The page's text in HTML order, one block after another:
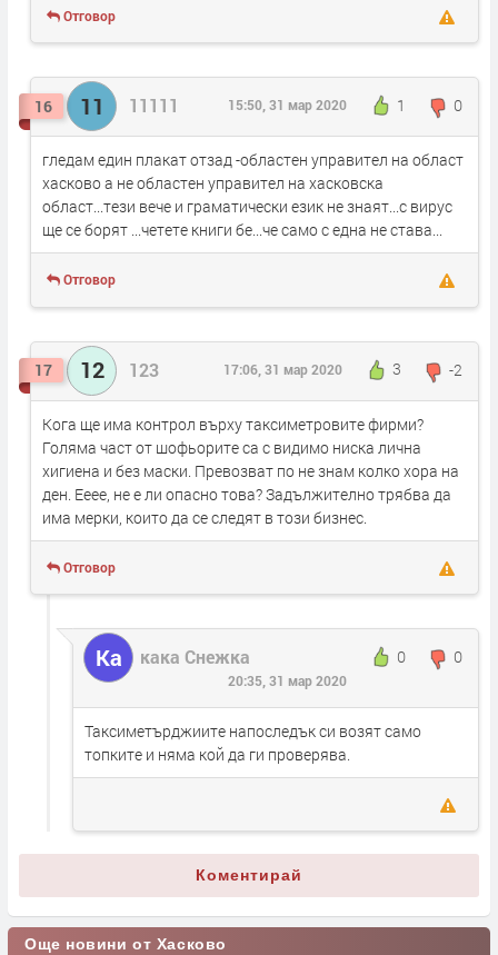
Отговор
16 11 11111 1 0
15:50, 31 мар 2020
гледам един плакат отзад -областен управител на област
хасково а не областен управител на хасковска
област...тези вече и граматически език не знаят...с вирус
ще се борят ...четете книги бе...че само с една не става...
Отговор
17 12 123 3 -2
17:06, 31 мар 2020
Кога ще има контрол върху таксиметровите фирми?
Голяма част от шофьорите са с видимо ниска лична
хигиена и без маски. Превозват по не знам колко хора на
ден. Ееее, не е ли опасно това? Задължително трябва да
има мерки, които да се следят в този бизнес.
Отговор
Ка кака Снежка 0 0
20:35, 31 мар 2020
Таксиметърджиите напоследък си возят само
топките и няма кой да ги проверява.
Коментирай
Още новини от Хасково